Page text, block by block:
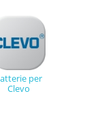
per
Clevo